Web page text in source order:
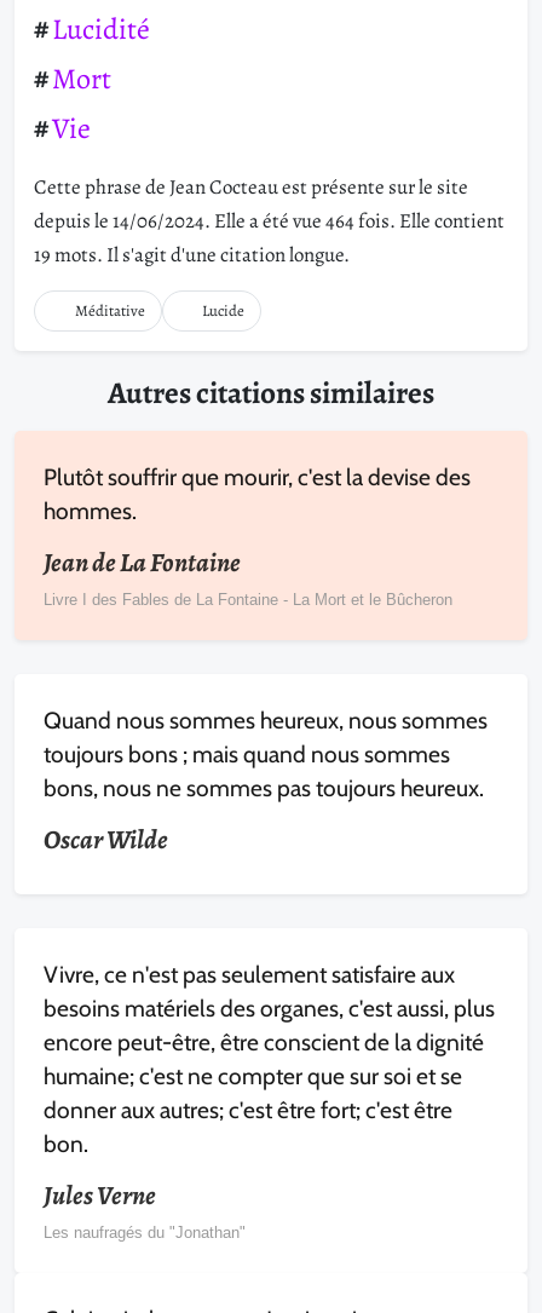
Lucidité
Mort
Vie
Cette phrase de Jean Cocteau est présente sur le site
depuis le 14/06/2024. Elle a été vue 464 fois. Elle contient
19 mots. Il s'agit d'une citation longue.
Méditative Lucide
Autres citations similaires
Plutôt souffrir que mourir, c'est la devise des
hommes.
Jean de La Fontaine
Livre I des Fables de La Fontaine - La Mort et le Bûcheron
Quand nous sommes heureux, nous sommes
toujours bons ; mais quand nous sommes
bons, nous ne sommes pas toujours heureux.
Oscar Wilde
Vivre, ce n'est pas seulement satisfaire aux
besoins matériels des organes, c'est aussi, plus
encore peut-être, être conscient de la dignité
humaine; c'est ne compter que sur soi et se
donner aux autres; c'est être fort; c'est être
bon.
Jules Verne
Les naufragés du "Jonathan"